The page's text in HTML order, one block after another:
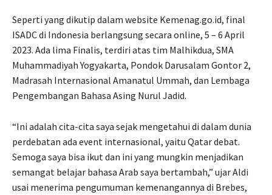
Seperti yang dikutip dalam website Kemenag.go.id, final
ISADC di Indonesia berlangsung secara online, 5 – 6 April
2023. Ada lima Finalis, terdiri atas tim Malhikdua, SMA
Muhammadiyah Yogyakarta, Pondok Darusalam Gontor 2,
Madrasah Internasional Amanatul Ummah, dan Lembaga
Pengembangan Bahasa Asing Nurul Jadid.
“Ini adalah cita-cita saya sejak mengetahui di dalam dunia
perdebatan ada event internasional, yaitu Qatar debat.
Semoga saya bisa ikut dan ini yang mungkin menjadikan
semangat belajar bahasa Arab saya bertambah,” ujar Aldi
usai menerima pengumuman kemenangannya di Brebes,